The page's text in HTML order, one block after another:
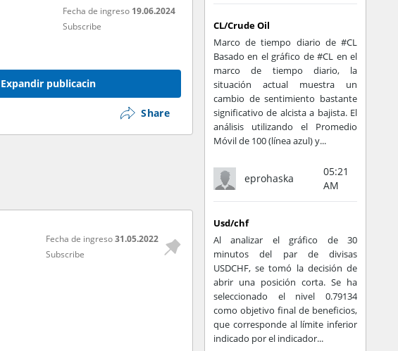
Fecha de ingreso 19.06.2024
Subscribe
Expandir publicacin
Share
Fecha de ingreso31.05.2022
Subscribe
CL/Crude Oil
Marco de tiempo diario de #CL
Basado en el gráfico de #CL en el
marco de tiempo diario, la
situación actual muestra un
cambio de sentimiento bastante
significativo de alcista a bajista. El
análisis utilizando el Promedio
Móvil de 100 (línea azul) y...
eprohaska
05:21
AM
Usd/chf
Al analizar el gráfico de 30
minutos del par de divisas
USDCHF, se tomó la decisión de
abrir una posición corta. Se ha
seleccionado el nivel 0.79134
como objetivo final de beneficios,
que corresponde al límite inferior
indicado por el indicador...